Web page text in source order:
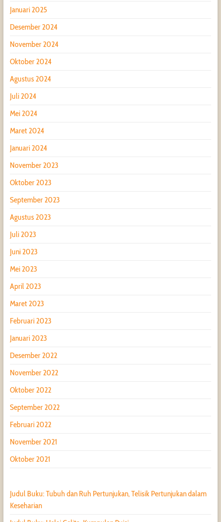
Januari 2025
Desember 2024
November 2024
Oktober 2024
Agustus 2024
Juli 2024
Mei 2024
Maret 2024
Januari 2024
November 2023
Oktober 2023
September 2023
Agustus 2023
Juli 2023
Juni 2023
Mei 2023
April 2023
Maret 2023
Februari 2023
Januari 2023
Desember 2022
November 2022
Oktober 2022
September 2022
Februari 2022
November 2021
Oktober 2021
Judul Buku: Tubuh dan Ruh Pertunjukan, Telisik Pertunjukan dalam
Keseharian